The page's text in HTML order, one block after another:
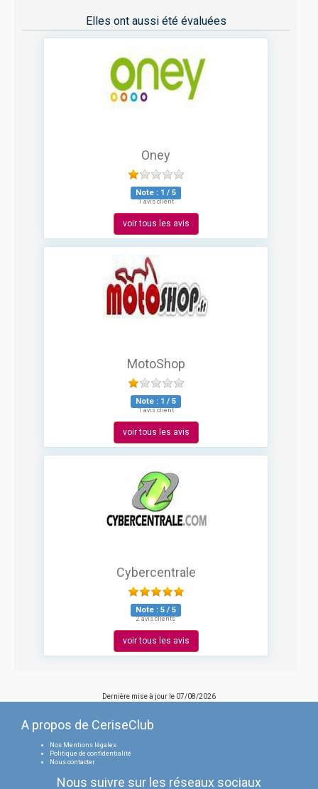
Elles ont aussi été évaluées
Oney
Note : 1 / 5
1 avis client
voir tous les avis
MotoShop
Note : 1 / 5
1 avis client
voir tous les avis
Cybercentrale
Note : 5 / 5
2 avis clients
voir tous les avis
Dernière mise à jour le 07/08/2026
A propos de CeriseClub
Nos Mentions légales
Politique de confidentialité
Nous contacter
Nous suivre sur les réseaux sociaux